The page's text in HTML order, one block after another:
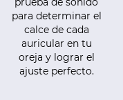
para determinar el
calce de cada
auricular en tu
oreja y lograr el
ajuste perfecto.